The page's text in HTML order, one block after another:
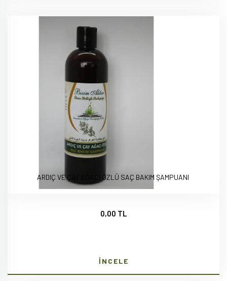
ARDIÇ VE ÇAY AĞACI ÖZLÜ SAÇ BAKIM ŞAMPUANI
0,00 TL
İNCELE